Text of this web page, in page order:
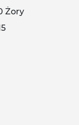
Żory